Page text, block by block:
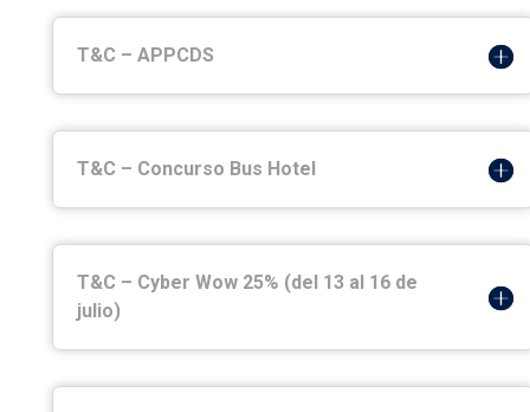
T&C – APPCDS
T&C – Concurso Bus Hotel
T&C – Cyber Wow 25% (del 13 al 16 de
julio)